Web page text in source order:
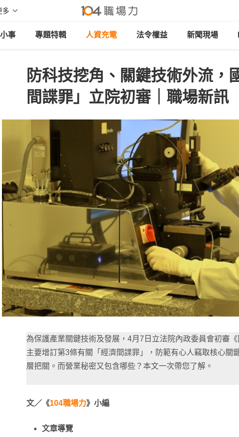
多
事 專題特輯 人資充電 法令權益 新聞現場
防科技挖角、關鍵技術外流，
間諜罪」立院初審｜職場新訊
為保護產業關鍵技術及發展，4月7日立法院內政委員會初審《
主要增訂第3條有關「經濟間諜罪」，防範有心人竊取核心關
層把關。而營業秘密又包含哪些？本文一次帶您了解。
文／《104職場力》小編
文章導覽